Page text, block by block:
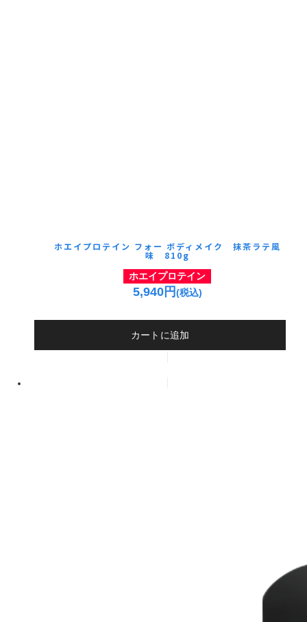
ホエイプロテイン フォー ボディメイク 抹茶ラテ風
味 810g
ホエイプロテイン
5,940円(税込)
カートに追加